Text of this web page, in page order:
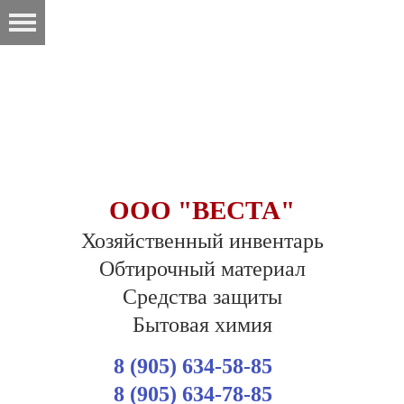
ООО "ВЕСТА"
Хозяйственный инвентарь
Обтирочный материал
Средства защиты
Бытовая химия
8 (905) 634-58-85
8 (905) 634-78-85